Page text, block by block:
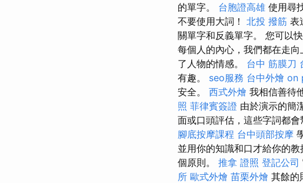
的單字。 台胞證高雄 使用尋
不要使用大詞！ 北投 撥筋 表
關單字和反義單字。 您可以
每個人的內心，我們都在走
了人物的情感。 台中 筋膜刀
有趣。 seo服務 台中外燴 on
安全。 西式外燴 我相信善待
照 菲律賓簽證 由於演示的簡
面或口頭評估，這些字詞都
腳底按摩課程 台中頭部按摩
並用你的知識和口才給你的
個原則。 推拿 證照 登記公司
所 歐式外燴 苗栗外燴 其餘的